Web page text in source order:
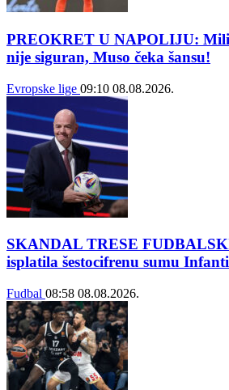
PREOKRET U NAPOLIJU:
nije siguran, Muso čeka šansu!
Evropske lige 09:10 08.08.2026.
SKANDAL TRESE
isplatila šestocifrenu sumu
Fudbal 08:58 08.08.2026.